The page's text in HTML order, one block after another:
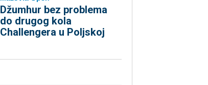
Džumhur bez problema
do drugog kola
Challengera u Poljskoj